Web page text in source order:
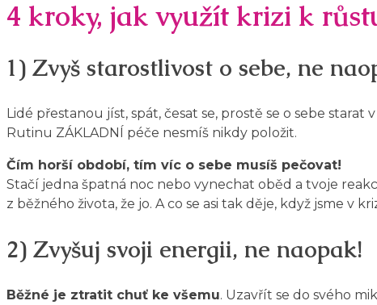
4 kroky, jak využít krizi k
1) Zvyš starostlivost o sebe, ne
Lidé přestanou jíst, spát, česat se, prostě se o sebe starat
Rutinu ZÁKLADNÍ péče nesmíš nikdy položit.
Čím horší období, tím víc o sebe musíš pečovat!
Stačí jedna špatná noc nebo vynechat oběd a tvoje
z běžného života, že jo. A co se asi tak děje, když jsme v
2) Zvyšuj svoji energii, ne naopak!
Běžné je ztratit chuť ke všemu. Uzavřít se do svého